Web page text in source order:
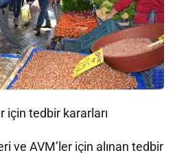
için tedbir kararları
ve AVM’ler için alınan tedbir